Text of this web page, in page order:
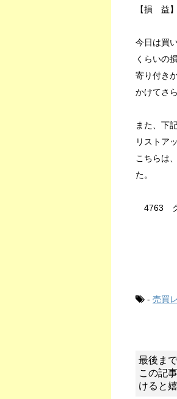
【損 益
今日は買
くらいの
寄り付き
かけてさ
また、下
リストア
こちらは
た。
4763 ク
- 売買
最後ま
この記
けると